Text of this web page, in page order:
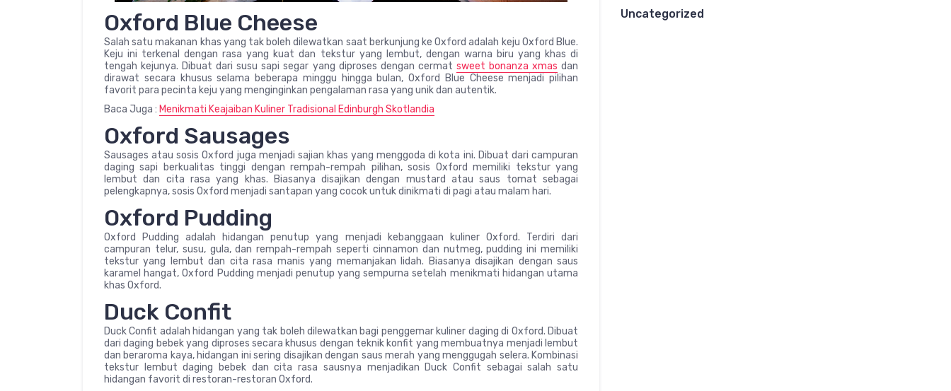
Oxford Blue Cheese
Salah satu makanan khas yang tak boleh dilewatkan saat berkunjung ke Oxford adalah keju Oxford Blue.
Keju ini terkenal dengan rasa yang kuat dan tekstur yang lembut, dengan warna biru yang khas di
tengah kejunya. Dibuat dari susu sapi segar yang diproses dengan cermat sweet bonanza xmas dan
dirawat secara khusus selama beberapa minggu hingga bulan, Oxford Blue Cheese menjadi pilihan
favorit para pecinta keju yang menginginkan pengalaman rasa yang unik dan autentik.
Baca Juga : Menikmati Keajaiban Kuliner Tradisional Edinburgh Skotlandia
Oxford Sausages
Sausages atau sosis Oxford juga menjadi sajian khas yang menggoda di kota ini. Dibuat dari campuran
daging sapi berkualitas tinggi dengan rempah-rempah pilihan, sosis Oxford memiliki tekstur yang
lembut dan cita rasa yang khas. Biasanya disajikan dengan mustard atau saus tomat sebagai
pelengkapnya, sosis Oxford menjadi santapan yang cocok untuk dinikmati di pagi atau malam hari.
Oxford Pudding
Oxford Pudding adalah hidangan penutup yang menjadi kebanggaan kuliner Oxford. Terdiri dari
campuran telur, susu, gula, dan rempah-rempah seperti cinnamon dan nutmeg, pudding ini memiliki
tekstur yang lembut dan cita rasa manis yang memanjakan lidah. Biasanya disajikan dengan saus
karamel hangat, Oxford Pudding menjadi penutup yang sempurna setelah menikmati hidangan utama
khas Oxford.
Duck Confit
Duck Confit adalah hidangan yang tak boleh dilewatkan bagi penggemar kuliner daging di Oxford. Dibuat
dari daging bebek yang diproses secara khusus dengan teknik konfit yang membuatnya menjadi lembut
dan beraroma kaya, hidangan ini sering disajikan dengan saus merah yang menggugah selera. Kombinasi
tekstur lembut daging bebek dan cita rasa sausnya menjadikan Duck Confit sebagai salah satu
hidangan favorit di restoran-restoran Oxford.
Uncategorized